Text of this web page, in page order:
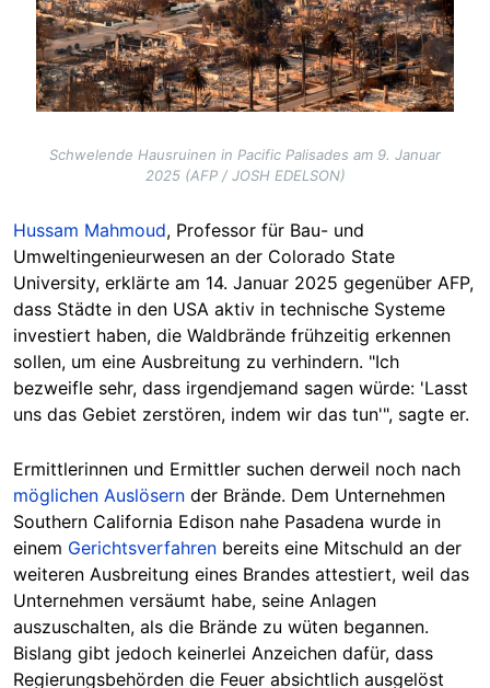
Schwelende Hausruinen in Pacific Palisades am 9. Januar
2025 (AFP / JOSH EDELSON)
Hussam Mahmoud, Professor für Bau- und
Umweltingenieurwesen an der Colorado State
University, erklärte am 14. Januar 2025 gegenüber AFP,
dass Städte in den USA aktiv in technische Systeme
investiert haben, die Waldbrände frühzeitig erkennen
sollen, um eine Ausbreitung zu verhindern. "Ich
bezweifle sehr, dass irgendjemand sagen würde: 'Lasst
uns das Gebiet zerstören, indem wir das tun'", sagte er.
Ermittlerinnen und Ermittler suchen derweil noch nach
möglichen Auslösern der Brände. Dem Unternehmen
Southern California Edison nahe Pasadena wurde in
einem Gerichtsverfahren bereits eine Mitschuld an der
weiteren Ausbreitung eines Brandes attestiert, weil das
Unternehmen versäumt habe, seine Anlagen
auszuschalten, als die Brände zu wüten begannen.
Bislang gibt jedoch keinerlei Anzeichen dafür, dass
Regierungsbehörden die Feuer absichtlich ausgelöst